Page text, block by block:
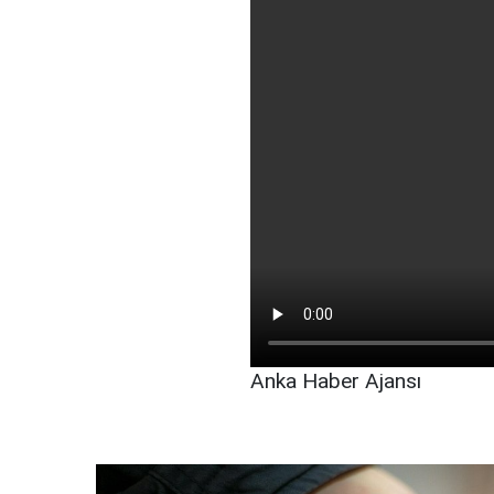
Anka Haber Ajansı